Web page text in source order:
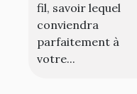
fil, savoir lequel
conviendra
parfaitement à
votre...